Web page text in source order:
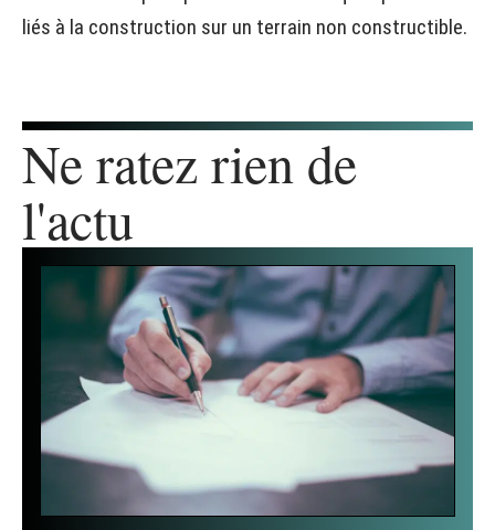
liés à la construction sur un terrain non constructible.
Ne ratez rien de
l'actu